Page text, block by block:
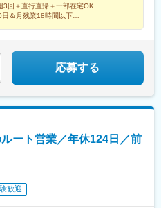
1,100万円
万円
訪問歯科支援まで、歯科DXを総合的
から訪問へ」という業界変革の追い
声Hiクラテス』の全国展開を加速し
3回＋直行直帰＋一部在宅OK
＆月残業18時間以下
応募する
ート営業／年休124日／前
歓迎